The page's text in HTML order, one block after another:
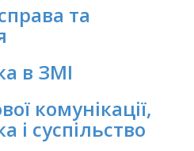
та
в ЗМІ
комунікації,
і суспільство